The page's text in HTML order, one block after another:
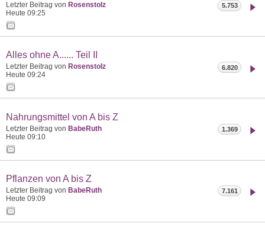
Letzter Beitrag von Rosenstolz
Heute 09:25
5.753
Alles ohne A...... Teil II
Letzter Beitrag von Rosenstolz
Heute 09:24
6.820
Nahrungsmittel von A bis Z
Letzter Beitrag von BabeRuth
Heute 09:10
1.369
Pflanzen von A bis Z
Letzter Beitrag von BabeRuth
Heute 09:09
7.161